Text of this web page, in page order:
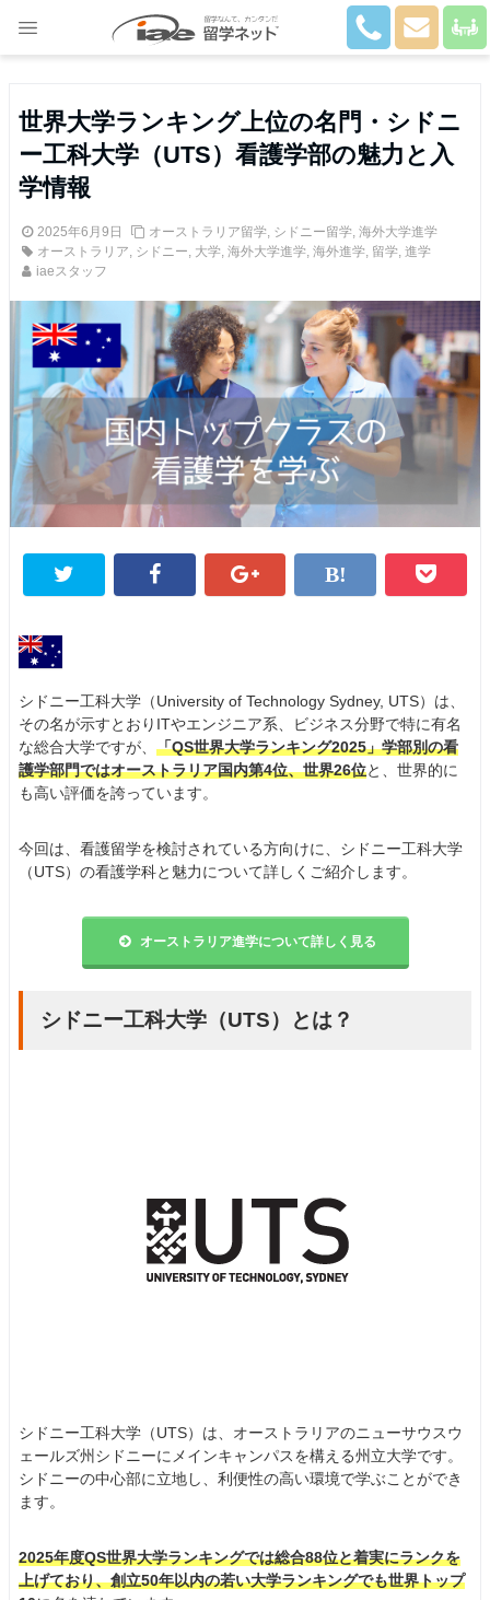
世界大学ランキング上位の名門・シドニ
ー工科大学（UTS）看護学部の魅力と入
学情報
2025年6月9日 オーストラリア留学, シドニー留学, 海外大学進学
オーストラリア, シドニー, 大学, 海外大学進学, 海外進学, 留学, 進学
iaeスタッフ
シドニー工科大学（University of Technology Sydney, UTS）は、
その名が示すとおりITやエンジニア系、ビジネス分野で特に有名
な総合大学ですが、 「QS世界大学ランキング2025」学部別の看
護学部門ではオーストラリア国内第4位、世界26位と、世界的に
も高い評価を誇っています。
今回は、看護留学を検討されている方向けに、シドニー工科大学
（UTS）の看護学科と魅力について詳しくご紹介します。
オーストラリア進学について詳しく見る
シドニー工科大学（UTS）とは？
シドニー工科大学（UTS）は、オーストラリアのニューサウスウ
ェールズ州シドニーにメインキャンパスを構える州立大学です。
シドニーの中心部に立地し、利便性の高い環境で学ぶことができ
ます。
2025年度QS世界大学ランキングでは総合88位と着実にランクを
上げており、創立50年以内の若い大学ランキングでも世界トップ